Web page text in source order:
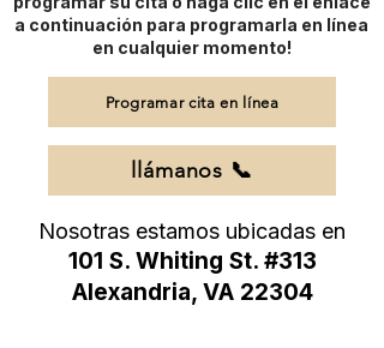
a continuación para programarla en línea
en cualquier momento!
Programar cita en línea
llámanos 📞
Nosotras estamos ubicadas en
101 S. Whiting St. #313
Alexandria, VA 22304